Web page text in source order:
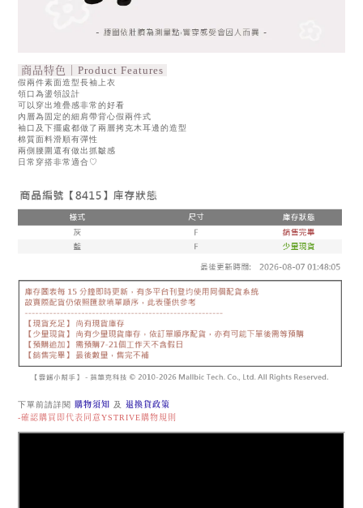
商品特色｜Product Features
假兩件素面造型長袖上衣
領口為盪領設計
可以穿出堆疊感非常的好看
內層為固定的細肩帶背心假兩件式
袖口及下擺處都做了兩層拷克木耳邊的造型
棉質面料滑順有彈性
兩側腰圍還有做出抓皺感
日常穿搭非常適合♡
下單前請詳閱 購物須知 及 退換貨政策
-確認購買即代表同意YSTRIVE購物規則